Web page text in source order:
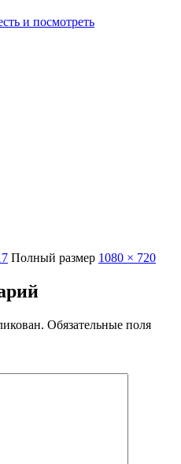
и посмотреть
Полный размер 1080 × 720
Обязательные поля